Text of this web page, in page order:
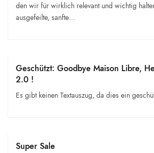
den wir für wirklich relevant und wichtig
ausgefeilte, sanfte…
Geschützt: Goodbye Maison Libre,
2.0 !
Es gibt keinen Textauszug, da dies ein
Super Sale